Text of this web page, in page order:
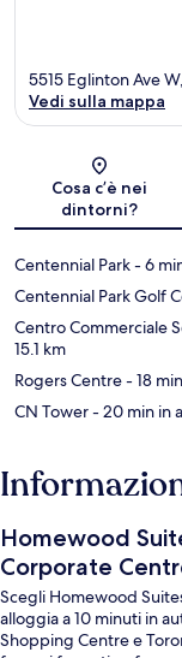
5515 Eglinton Ave
Vedi sulla mappa
Cosa c’è nei
dintorni?
Centennial Park- 6
Centennial Park Golf
Centro Commerciale
15.1 km
Rogers Centre- 18
CN Tower- 20 min in
Homewood
Corporate
Scegli Homewood
alloggia a 10 minuti in
Shopping Centre e